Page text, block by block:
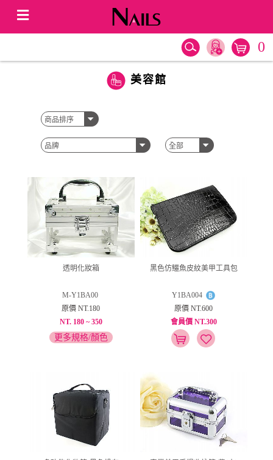
0
美容館
透明化妝箱
M-Y1BA00
原價 NT.180
NT. 180 ~ 350
更多規格/顏色
黑色仿鱷魚皮紋美甲工具包
Y1BA004
原價 NT.600
會員價 NT.300